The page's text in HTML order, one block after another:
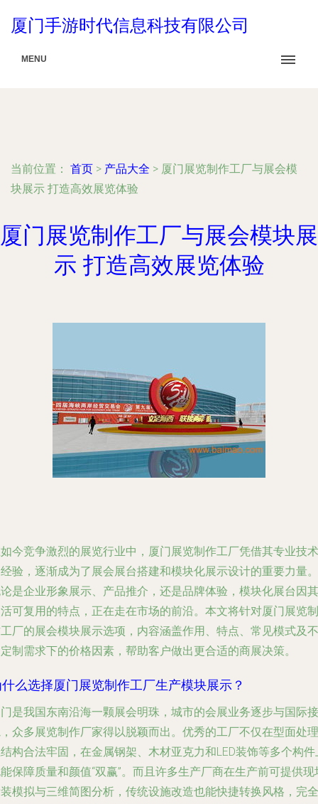
厦门手游时代信息科技有限公司
MENU
当前位置： 首页 > 产品大全 > 厦门展览制作工厂与展会模
块展示 打造高效展览体验
厦门展览制作工厂与展会模块展
示 打造高效展览体验
今竞争激烈的展览行业中，厦门展览制作工厂凭借其专业技术
验，逐渐成为了展会展台搭建和模块化展示设计的重要力量。
是企业形象展示、产品推介，还是品牌体验，模块化展台因其
可复用的特点，正在走在市场的前沿。本文将针对厦门展览制
厂的展会模块展示选项，内容涵盖作用、特点、常见模式及不
制需求下的价格因素，帮助客户做出更合适的商展决策。
么选择厦门展览制作工厂生产模块展示？
是我国东南沿海一颗展会明珠，城市的会展业务逐步与国际接
众多展览制作厂家得以脱颖而出。优秀的工厂不仅在型面处理
构合法牢固，在金属钢架、木材亚克力和LED装饰等多个构件
保障质量和颜值“双赢”。而且许多生产厂商在生产前可提供现
模拟与三维简图分析，传统设施改造也能快捷转换风格，完全